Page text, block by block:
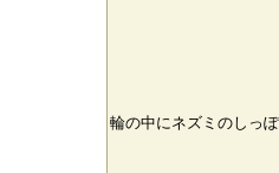
輪の中にネズミのしっ